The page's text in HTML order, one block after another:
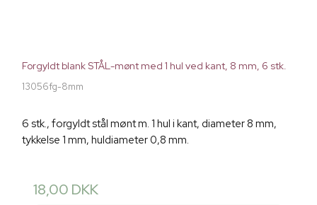
Forgyldt blank STÅL-mønt med 1 hul ved kant, 8 mm, 6 stk.
13056fg-8mm
6 stk., forgyldt stål mønt m. 1 hul i kant, diameter 8 mm,
tykkelse 1 mm, huldiameter 0,8 mm.
18,00 DKK